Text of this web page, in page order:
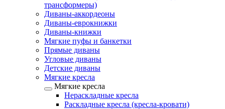
трансформеры)
Диваны-аккордеоны
Диваны-еврокнижки
Диваны-книжки
Мягкие пуфы и банкетки
Прямые диваны
Угловые диваны
Детские диваны
Мягкие кресла
Мягкие кресла
Нераскладные кресла
Раскладные кресла (кресла-кровати)